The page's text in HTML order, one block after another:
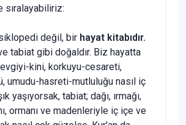
sıralayabiliriz:
değil, bir hayat kitabıdır.
tabiat gibi doğaldır. Biz hayatta
kini, korkuyu-cesareti,
umudu-hasreti-mutluluğu nasıl iç
yaşıyorsak, tabiat; dağı, ırmağı,
ormanı ve madenleriyle iç içe ve